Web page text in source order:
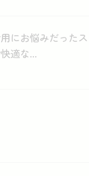
にお悩みだったス
適な...